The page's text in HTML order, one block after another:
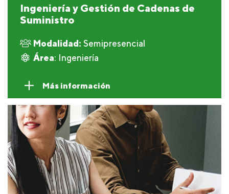
Ingeniería y Gestión de Cadenas de
Suministro
Modalidad: Semipresencial
Área: Ingeniería
Más información